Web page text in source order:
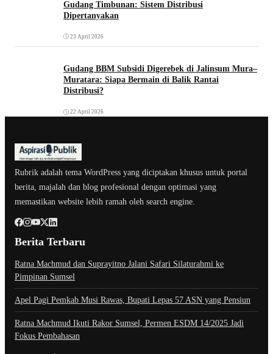
Gudang Timbunan: Sistem Distribusi
Dipertanyakan
23 April 2026
Gudang BBM Subsidi Digerebek di Jalinsum Mura–
Muratara: Siapa Bermain di Balik Rantai
Distribusi?
22 April 2026
Rubrik adalah tema WordPress yang diciptakan khusus untuk portal
berita, majalah dan blog profesional dengan optimasi yang
memastikan website lebih ramah oleh search engine.
Berita Terbaru
Ratna Machmud dan Suprayitno Jalani Safari Silaturahmi ke
Pimpinan Sumsel
Apel Pagi Pemkab Musi Rawas, Bupati Lepas 57 ASN yang Pensiun
Ratna Machmud Ikuti Rakor Sumsel, Permen ESDM 14/2025 Jadi
Fokus Pembahasan